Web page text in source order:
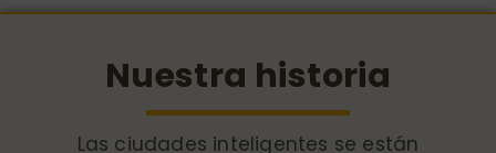
Nuestra historia
Las ciudades inteligentes se están